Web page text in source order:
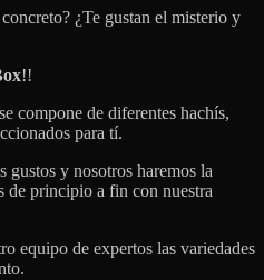
¿Te gustan el misterio y
!!
compone de diferentes hachís,
para tí.
gustos y nosotros haremos la
de principio a fin con nuestra
equipo de expertos las variedades